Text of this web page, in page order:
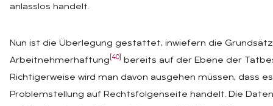
anlasslos handelt.
Nun ist die Überlegung gestattet, inwiefern die
Arbeitnehmerhaftung [40]
bereits auf der Ebene der
Richtigerweise wird man davon ausgehen müssen, dass
Problemstellung auf Rechtsfolgenseite handelt. Die